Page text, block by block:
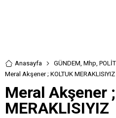
Anasayfa GÜNDEM, Mhp,
Meral Akşener ; KOLTUK MERAKLISIYIZ
Meral Akşener
MERAKLISIYIZ